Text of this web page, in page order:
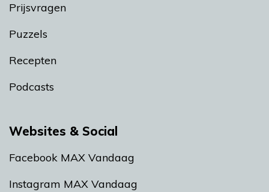
Prijsvragen
Puzzels
Recepten
Podcasts
Websites & Social
Facebook MAX Vandaag
Instagram MAX Vandaag